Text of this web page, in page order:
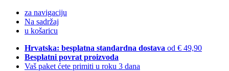
za navigaciju
Na sadržaj
u košaricu
Hrvatska: besplatna standardna dostava od € 49,90
Besplatni povrat proizvoda
Vaš paket ćete primiti u roku 3 dana